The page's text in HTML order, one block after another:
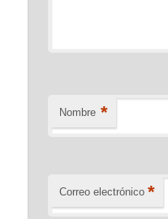
Nombre *
Correo electrónico *